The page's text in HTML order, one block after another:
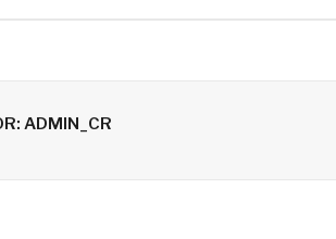
ADMIN_CR